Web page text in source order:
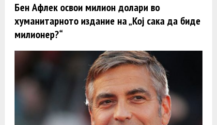
Бен Афлек освои милион долари во
хуманитарното издание на „Кој сака да биде
милионер?“